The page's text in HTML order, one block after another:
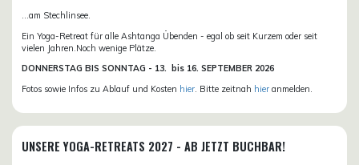
...am Stechlinsee.
Ein Yoga-Retreat für alle Ashtanga Übenden - egal ob seit Kurzem oder seit
vielen Jahren.Noch wenige Plätze.
DONNERSTAG BIS SONNTAG - 13. bis 16. SEPTEMBER 2026
Fotos sowie Infos zu Ablauf und Kosten hier . Bitte zeitnah hier anmelden.
UNSERE YOGA-RETREATS 2027 - AB JETZT BUCHBAR!